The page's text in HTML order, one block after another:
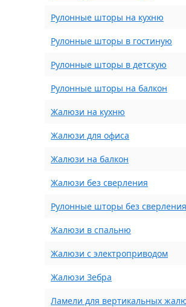
Рулонные шторы на кухню
Рулонные шторы в гостиную
Рулонные шторы в детскую
Рулонные шторы на балкон
Жалюзи на кухню
Жалюзи для офиса
Жалюзи на балкон
Жалюзи без сверления
Рулонные шторы без сверления
Жалюзи в спальню
Жалюзи с электроприводом
Жалюзи Зебра
Ламели для вертикальных